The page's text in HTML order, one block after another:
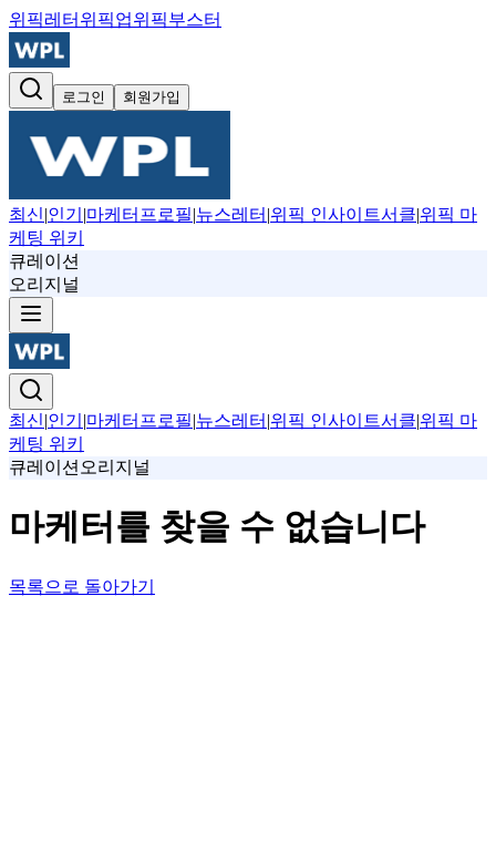
위픽레터 위픽업위픽부스터
로그인 회원가입
최신|인기 |마케터프로필|뉴스레터 |위픽 인사이트서클|위픽 마
케팅 위키
큐레이션
오리지널
최신|인기 |마케터프로필|뉴스레터 |위픽 인사이트서클|위픽 마
케팅 위키
큐레이션 오리지널
마케터를 찾을 수 없습니다
목록으로 돌아가기